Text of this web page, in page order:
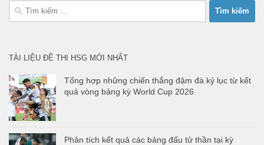
Tìm
TÀI LIỆU ĐỀ THI HSG MỚI NHẤT
Tổng hợp những chiến thắng đậm đà kỷ lục từ kết
quả vòng bảng kỳ World Cup 2026
Phân tích kết quả các bảng đấu tử thần tại kỳ